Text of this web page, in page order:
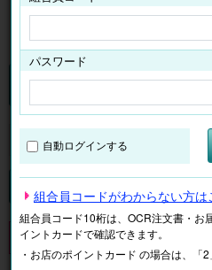
チケット
申し訳ございません。 現在、該当商
パスワード
自動ログインする
組合員コードがわからない方は
組合員コード10桁は、OCR注文書・お
イントカードで確認できます。
・お店のポイントカード の場合は、「